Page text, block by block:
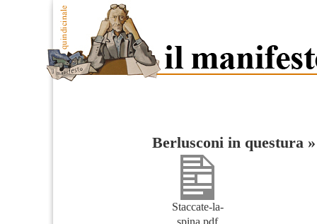
Berlusconi in questura
Staccate-la-